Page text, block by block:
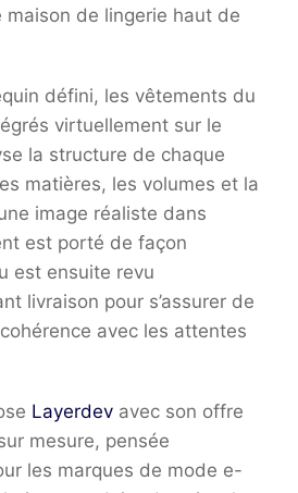
maison de lingerie haut de
défini, les vêtements du
virtuellement sur le
la structure de chaque
matières, les volumes et la
image réaliste dans
est porté de façon
est ensuite revu
livraison pour s’assurer de
avec les attentes
Layerdev avec son offre
mesure, pensée
les marques de mode e-